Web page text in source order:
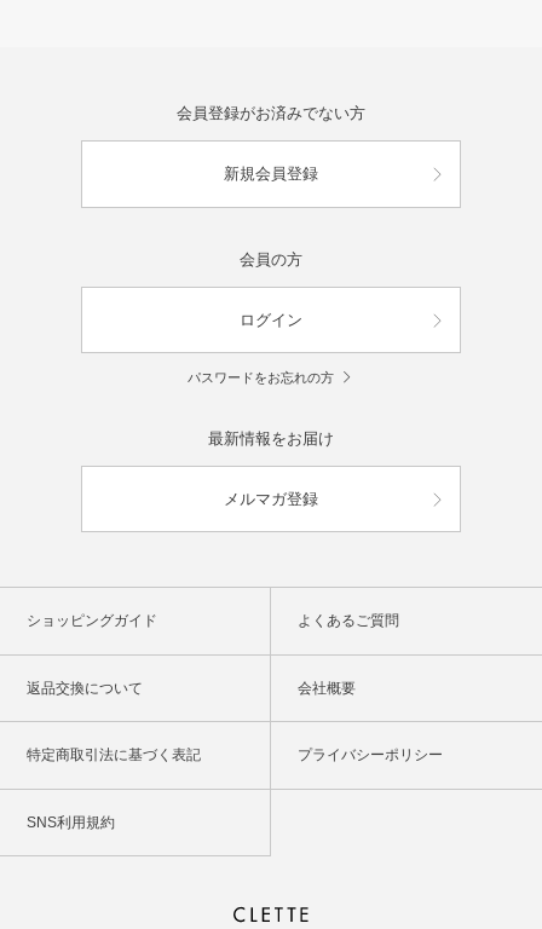
会員登録がお済みでない方
新規会員登録
会員の方
ログイン
パスワードをお忘れの方
最新情報をお届け
メルマガ登録
ショッピングガイド よくあるご質問
返品交換について 会社概要
特定商取引法に基づく表記 プライバシーポリシー
SNS利用規約